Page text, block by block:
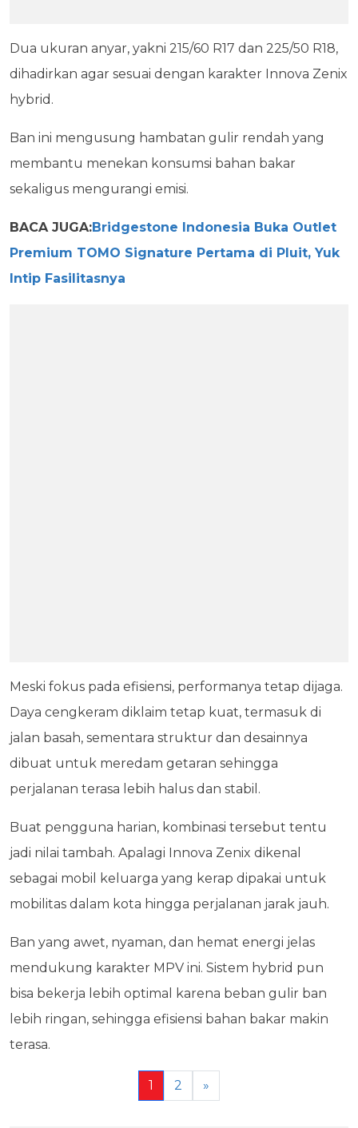
Dua ukuran anyar, yakni 215/60 R17 dan 225/50 R18,
dihadirkan agar sesuai dengan karakter Innova Zenix
hybrid.
Ban ini mengusung hambatan gulir rendah yang
membantu menekan konsumsi bahan bakar
sekaligus mengurangi emisi.
BACA JUGA:Bridgestone Indonesia Buka Outlet
Premium TOMO Signature Pertama di Pluit, Yuk
Intip Fasilitasnya
Meski fokus pada efisiensi, performanya tetap dijaga.
Daya cengkeram diklaim tetap kuat, termasuk di
jalan basah, sementara struktur dan desainnya
dibuat untuk meredam getaran sehingga
perjalanan terasa lebih halus dan stabil.
Buat pengguna harian, kombinasi tersebut tentu
jadi nilai tambah. Apalagi Innova Zenix dikenal
sebagai mobil keluarga yang kerap dipakai untuk
mobilitas dalam kota hingga perjalanan jarak jauh.
Ban yang awet, nyaman, dan hemat energi jelas
mendukung karakter MPV ini. Sistem hybrid pun
bisa bekerja lebih optimal karena beban gulir ban
lebih ringan, sehingga efisiensi bahan bakar makin
terasa.
1 2 »